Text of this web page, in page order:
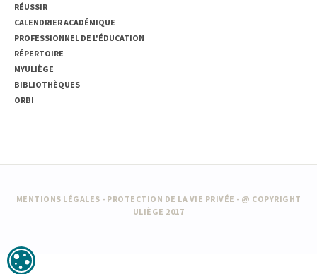
RÉUSSIR
CALENDRIER ACADÉMIQUE
PROFESSIONNEL DE L'ÉDUCATION
RÉPERTOIRE
MYULIÈGE
BIBLIOTHÈQUES
ORBI
MENTIONS LÉGALES - PROTECTION DE LA VIE PRIVÉE - @ COPYRIGHT
ULIÈGE 2017